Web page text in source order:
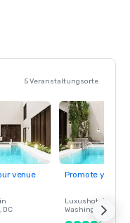
5 Veranstaltungsorte
venue
, DC
Promote your
Luxushotel in
Washington